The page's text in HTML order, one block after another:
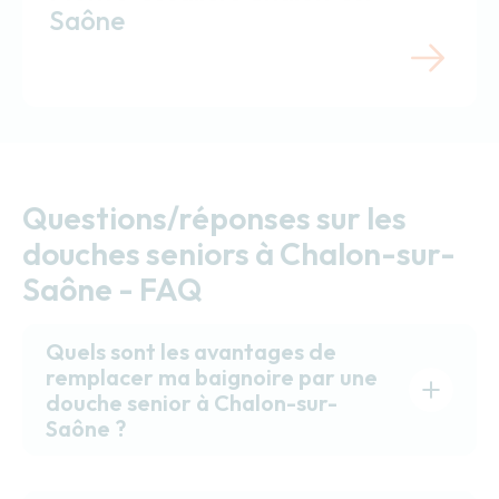
Saône
Questions/réponses sur les
douches seniors à Chalon-sur-
Saône - FAQ
Quels sont les avantages de
remplacer ma baignoire par une
douche senior à Chalon-sur-
Saône ?